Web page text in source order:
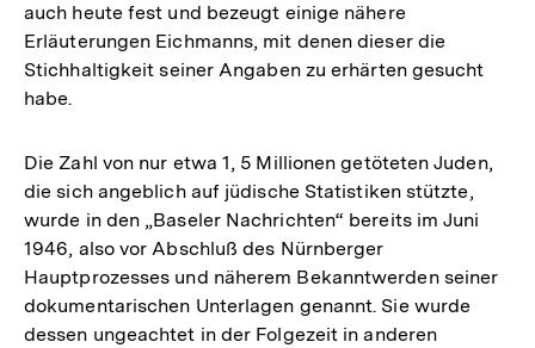
auch heute fest und bezeugt einige nähere
Erläuterungen Eichmanns, mit denen dieser die
Stichhaltigkeit seiner Angaben zu erhärten gesucht
habe.
Die Zahl von nur etwa 1, 5 Millionen getöteten Juden,
die sich angeblich auf jüdische Statistiken stützte,
wurde in den „Baseler Nachrichten“ bereits im Juni
1946, also vor Abschluß des Nürnberger
Hauptprozesses und näherem Bekanntwerden seiner
dokumentarischen Unterlagen genannt. Sie wurde
dessen ungeachtet in der Folgezeit in anderen